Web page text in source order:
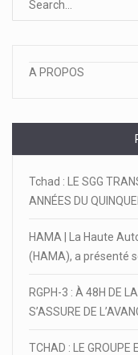
A PROPOS
Tchad : LE SGG
ANNÉES DU
HAMA | La Haute
(HAMA), a présenté
RGPH-3 : À 48H DE
S’ASSURE DE
TCHAD : LE GROUPE